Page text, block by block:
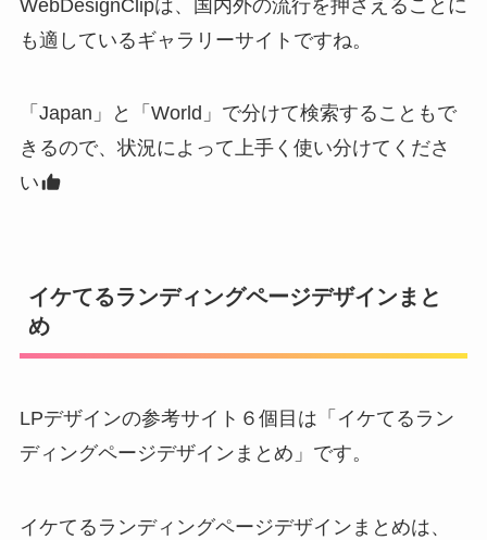
WebDesignClipは、国内外の流行を押さえることに
も適しているギャラリーサイトですね。
「Japan」と「World」で分けて検索することもで
きるので、状況によって上手く使い分けてくださ
い
イケてるランディングページデザインまと
め
LPデザインの参考サイト６個目は「イケてるラン
ディングページデザインまとめ」です。
イケてるランディングページデザインまとめは、